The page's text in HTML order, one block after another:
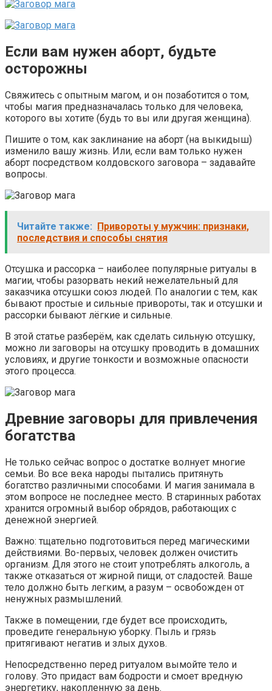
Если вам нужен аборт, будьте
осторожны
Свяжитесь с опытным магом, и он позаботится о том,
чтобы магия предназначалась только для человека,
которого вы хотите (будь то вы или другая женщина).
Пишите о том, как заклинание на аборт (на выкидыш)
изменило вашу жизнь. Или, если вам только нужен
аборт посредством колдовского заговора – задавайте
вопросы.
Читайте также: Привороты у мужчин: признаки,
последствия и способы снятия
Отсушка и рассорка – наиболее популярные ритуалы в
магии, чтобы разорвать некий нежелательный для
заказчика отсушки союз людей. По аналогии с тем, как
бывают простые и сильные привороты, так и отсушки и
рассорки бывают лёгкие и сильные.
В этой статье разберём, как сделать сильную отсушку,
можно ли заговоры на отсушку проводить в домашних
условиях, и другие тонкости и возможные опасности
этого процесса.
Древние заговоры для привлечения
богатства
Не только сейчас вопрос о достатке волнует многие
семьи. Во все века народы пытались притянуть
богатство различными способами. И магия занимала в
этом вопросе не последнее место. В старинных работах
хранится огромный выбор обрядов, работающих с
денежной энергией.
Важно: тщательно подготовиться перед магическими
действиями. Во-первых, человек должен очистить
организм. Для этого не стоит употреблять алкоголь, а
также отказаться от жирной пищи, от сладостей. Ваше
тело должно быть легким, а разум – освобожден от
ненужных размышлений.
Также в помещении, где будет все происходить,
проведите генеральную уборку. Пыль и грязь
притягивают негатив и злых духов.
Непосредственно перед ритуалом вымойте тело и
голову. Это придаст вам бодрости и смоет вредную
энергетику, накопленную за день.